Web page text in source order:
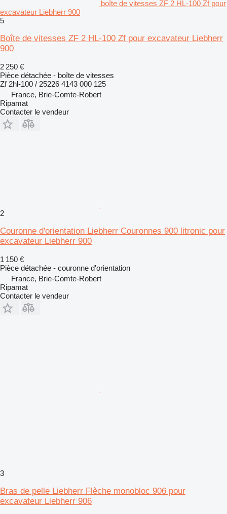
boîte de vitesses ZF 2 HL-100 Zf pour
excavateur Liebherr 900
5
Boîte de vitesses ZF 2 HL-100 Zf pour excavateur Liebherr
900
2 250 €
Pièce détachée - boîte de vitesses
Zf 2hl-100 / 25226 4143 000 125
France, Brie-Comte-Robert
Ripamat
Contacter le vendeur
2
Couronne d'orientation Liebherr Couronnes 900 litronic pour
excavateur Liebherr 900
1 150 €
Pièce détachée - couronne d'orientation
France, Brie-Comte-Robert
Ripamat
Contacter le vendeur
3
Bras de pelle Liebherr Flèche monobloc 906 pour
excavateur Liebherr 906